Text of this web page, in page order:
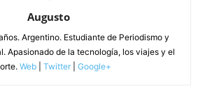
Augusto
Argentino. Estudiante de Periodismo y
Apasionado de la tecnología, los viajes y el
Web Twitter Google+